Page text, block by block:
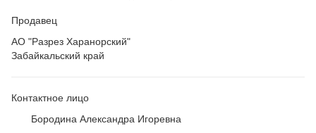
Продавец
АО "Разрез Харанорский"
Забайкальский край
Контактное лицо
Бородина Александра Игоревна